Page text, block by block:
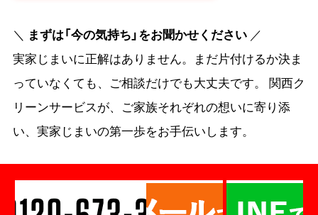
＼ まずは「今の気持ち」をお聞かせください／
実家じまいに正解はありません。まだ片付けるか決ま
っていなくても、ご相談だけでも大丈夫です。 関西ク
リーンサービスが、ご家族それぞれの想いに寄り添
い、実家じまいの第一歩をお手伝いします。